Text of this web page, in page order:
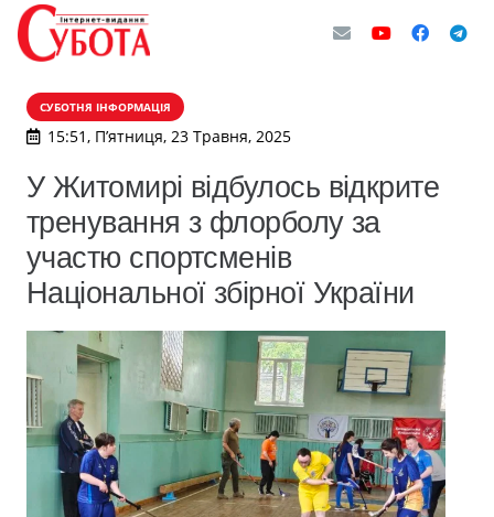
СУБОТНЯ ІНФОРМАЦІЯ
15:51, П’ятниця, 23 Травня, 2025
У Житомирі відбулось відкрите
тренування з флорболу за
участю спортсменів
Національної збірної України